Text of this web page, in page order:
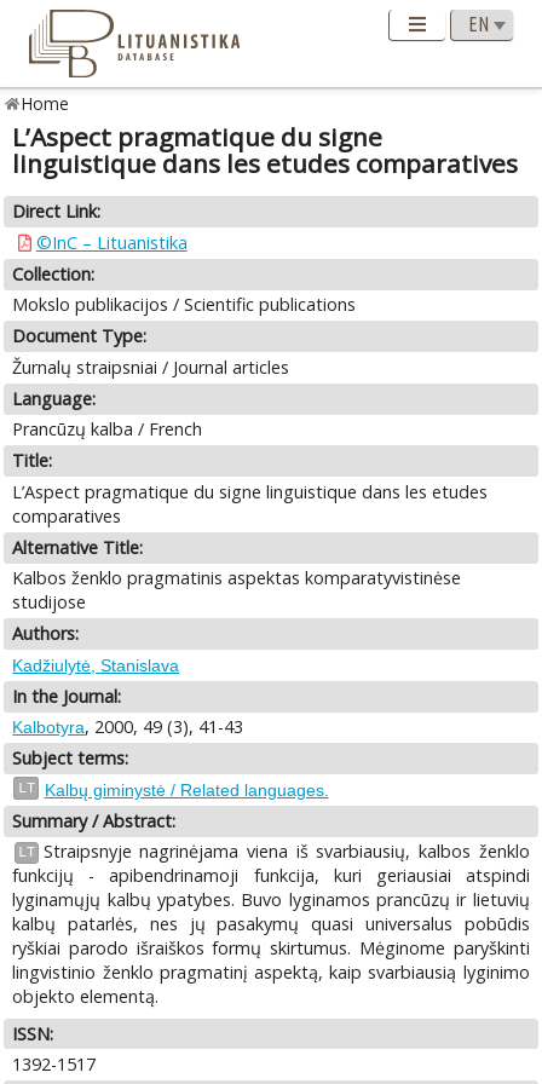
Home
L’Aspect pragmatique du signe
linguistique dans les etudes comparatives
Direct Link:
©InC – Lituanistika
Collection:
Mokslo publikacijos / Scientific publications
Document Type:
Žurnalų straipsniai / Journal articles
Language:
Prancūzų kalba / French
Title:
L’Aspect pragmatique du signe linguistique dans les etudes
comparatives
Alternative Title:
Kalbos ženklo pragmatinis aspektas komparatyvistinėse
studijose
Authors:
Kadžiulytė, Stanislava
In the Journal:
Kalbotyra, 2000, 49 (3), 41-43
Subject terms:
LT Kalbų giminystė / Related languages.
Summary / Abstract:
LT Straipsnyje nagrinėjama viena iš svarbiausių, kalbos ženklo
funkcijų - apibendrinamoji funkcija, kuri geriausiai atspindi
lyginamųjų kalbų ypatybes. Buvo lyginamos prancūzų ir lietuvių
kalbų patarlės, nes jų pasakymų quasi universalus pobūdis
ryškiai parodo išraiškos formų skirtumus. Mėginome paryškinti
lingvistinio ženklo pragmatinį aspektą, kaip svarbiausią lyginimo
objekto elementą.
ISSN:
1392-1517